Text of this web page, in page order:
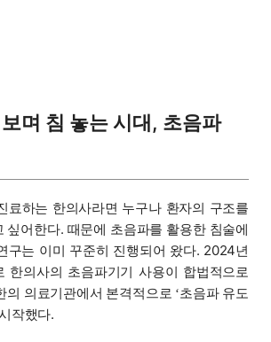
며 침 놓는 시대, 초음파
료하는 한의사라면 누구나 환자의 구조를
싶어한다. 때문에 초음파를 활용한 침술에
구는 이미 꾸준히 진행되어 왔다. 2024년
한의사의 초음파기기 사용이 합법적으로
의 의료기관에서 본격적으로 ‘초음파 유도
작했다.